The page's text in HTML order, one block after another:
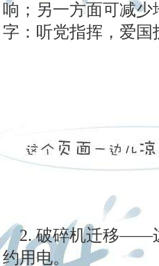
响；另一方面可减
字：听党指挥，爱
2. 破碎机迁移——边
约用电。